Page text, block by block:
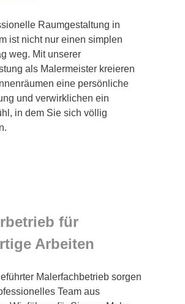
Raumgestaltung in
ist nicht nur einen simplen
weg. Mit unserer
als Malermeister kreieren
eine persönliche
und verwirklichen ein
in dem Sie sich völlig
für
Arbeiten
Malerfachbetrieb sorgen
Team aus